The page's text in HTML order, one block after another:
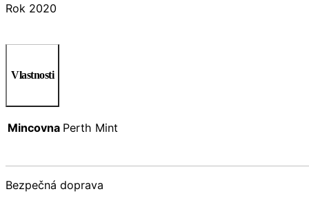
Rok 2020
Vlastnosti
Mincovna Perth Mint
Bezpečná doprava